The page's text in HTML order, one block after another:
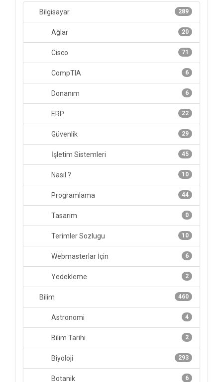
289
Bilgisayar
20
Ağlar
71
Cisco
6
CompTIA
6
Donanım
22
ERP
29
Güvenlik
45
İşletim Sistemleri
10
Nasıl ?
44
Programlama
0
Tasarım
10
Terimler Sozlugu
6
Webmasterlar İçin
2
Yedekleme
460
Bilim
4
Astronomi
2
Bilim Tarihi
293
Biyoloji
6
Botanik